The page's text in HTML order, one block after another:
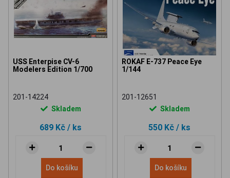
USS Enterpise CV-6
Modelers Edition 1/700
201-14224
Skladem
689 Kč / ks
Do košíku
ROKAF E-737 Peace Eye
1/144
201-12651
Skladem
550 Kč / ks
Do košíku